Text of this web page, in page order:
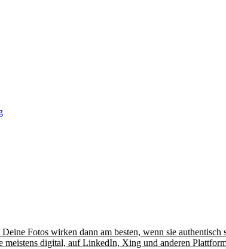
Fotos wirken dann am besten, wenn sie authentisch
meistens digital, auf LinkedIn, Xing und anderen